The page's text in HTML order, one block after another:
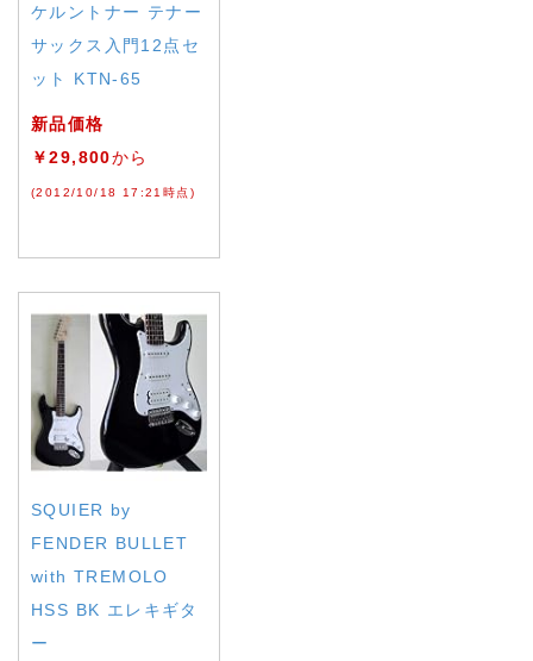
ケルントナー テナー
サックス入門12点セ
ット KTN-65
新品価格
￥29,800から
(2012/10/18 17:21時点)
SQUIER by
FENDER BULLET
with TREMOLO
HSS BK エレキギタ
ー